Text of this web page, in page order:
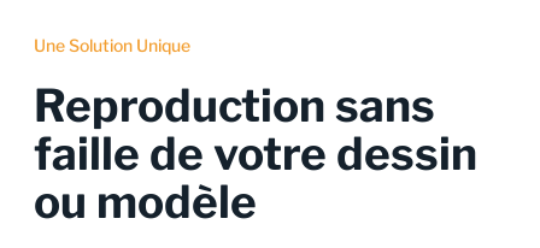
Une Solution Unique
Reproduction sans
faille de votre dessin
ou modèle